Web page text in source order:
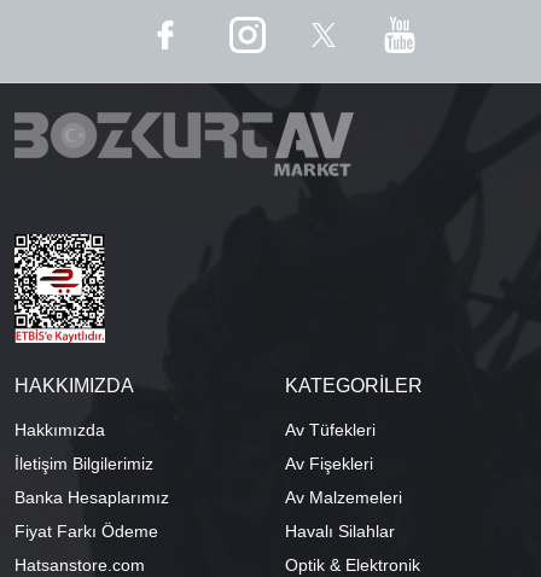
HAKKIMIZDA
Hakkımızda
İletişim Bilgilerimiz
Banka Hesaplarımız
Fiyat Farkı Ödeme
Hatsanstore.com
KATEGORİLER
Av Tüfekleri
Av Fişekleri
Av Malzemeleri
Havalı Silahlar
Optik & Elektronik